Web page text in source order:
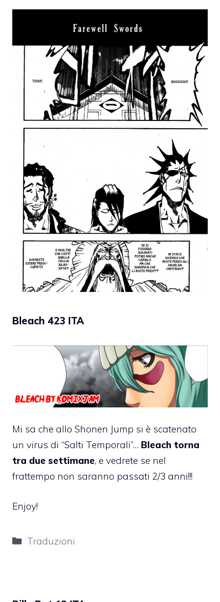
Bleach 423 ITA
Mi sa che allo Shonen Jump si è scatenato
un virus di “Salti Temporali”… Bleach torna
tra due settimane, e vedrete se nel
frattempo non saranno passati 2/3 anni!!!
Enjoy!
Categorie
Traduzioni